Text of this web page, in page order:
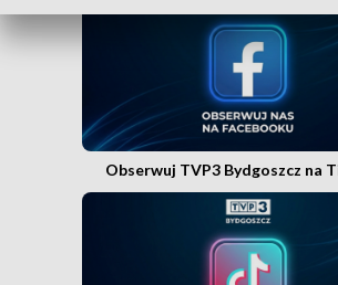
Obserwuj TVP3 Bydgoszcz na